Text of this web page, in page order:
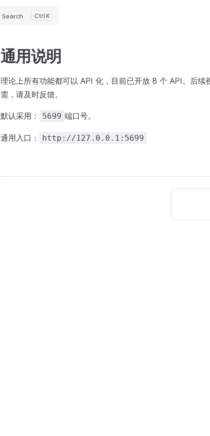
Search K
通用说明
理论上所有功能都可以 API 化，目前已开放 8 个 API。后续
需，请及时反馈。
默认采用： 5699 端口号。
通用入口： http://127.0.0.1:5699